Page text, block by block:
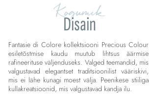
Kogumik
Disain
Fantasie di Colore kollektsiooni Precious Colour
esiletõstmise kaudu muutub lihtsus äärmise
rafineerituse väljenduseks. Valged teemandid, mis
valgustavad elegantset traditsioonilist vääriskivi,
mis ei lähe kunagi moest välja. Peenikese stiiliga
kullakreatsioonid, mis valgustavad kandja ilu.